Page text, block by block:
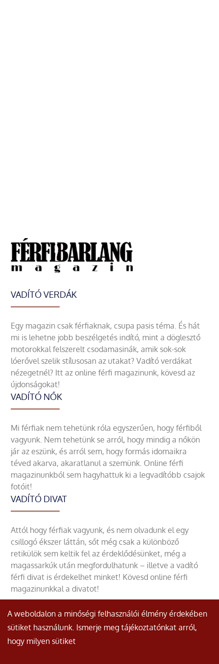
VADÍTÓ VERDÁK
Egy magazin csak férfiaknak, csupa pasis téma. És hát
mi is lehetne jobb beszélgetés indító, mint a döglesztő
motorokkal felszerelt csodamasinák, amik sok-sok
lóerővel szelik stílusosan az utakat? Vadító verdákat
nézegetnél? Itt az online férfi magazinunk, kövesd az
újdonságokat!
VADÍTÓ NŐK
Mi férfiak nem tehetünk róla egyszerűen, hogy férfiből
vagyunk. Nem tehetünk se arról, hogy mindig a nőkön
jár az eszünk, és arról sem, hogy formás idomaikra
téved akarva, akaratlanul a szemünk. Online férfi
magazinunkból sem hagyhattuk ki a legvadítóbb csajok
fotóit!
VADÍTÓ DIVAT
Attól hogy férfiak vagyunk, és nem olvadunk el egy
csillogó ékszer láttán, sőt még csak a különböző
retikülök sem keltik fel az érdeklődésünket, még a
magassarkúk után megfordulhatunk – illetve a vadító
férfi divat is érdekelhet minket! Kövesd online férfi
magazinunkkal a divatot!
© Minden jog fenntartva.
A weboldalon a minőségi felhasználói élmény érdekében
sütiket használunk. Ismerje meg tájékoztatónkat arról,
hogy milyen sütiket